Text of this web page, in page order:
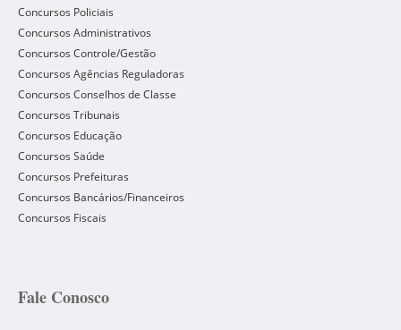
Concursos Policiais
Concursos Administrativos
Concursos Controle/Gestão
Concursos Agências Reguladoras
Concursos Conselhos de Classe
Concursos Tribunais
Concursos Educação
Concursos Saúde
Concursos Prefeituras
Concursos Bancários/Financeiros
Concursos Fiscais
Fale Conosco